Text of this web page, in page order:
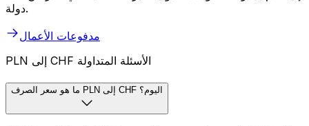
دولة.
مدفوعات الأعمال
PLN إلى CHF الأسئلة المتداولة
ما هو سعر الصرف PLN إلى CHF اليوم؟